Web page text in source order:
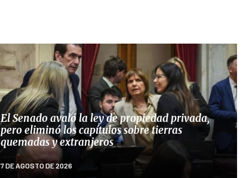
El Senado avaló la ley de propiedad privada,
pero eliminó los capítulos sobre tierras
quemadas y extranjeros
7 DE AGOSTO DE 2026